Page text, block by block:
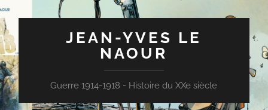
JEAN-YVES LE
NAOUR
Guerre 1914-1918 - Histoire du XXe siècle